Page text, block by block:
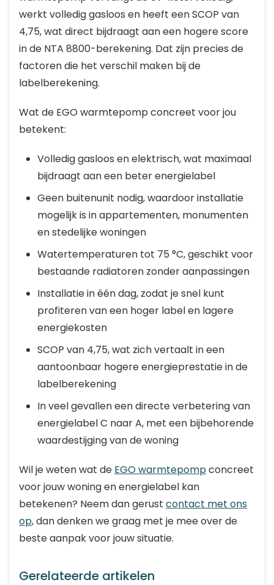
werkt volledig gasloos en heeft een SCOP van
4,75, wat direct bijdraagt aan een hogere score
in de NTA 8800-berekening. Dat zijn precies de
factoren die het verschil maken bij de
labelberekening.
Wat de EGO warmtepomp concreet voor jou
betekent:
Volledig gasloos en elektrisch, wat maximaal
bijdraagt aan een beter energielabel
Geen buitenunit nodig, waardoor installatie
mogelijk is in appartementen, monumenten
en stedelijke woningen
Watertemperaturen tot 75 °C, geschikt voor
bestaande radiatoren zonder aanpassingen
Installatie in één dag, zodat je snel kunt
profiteren van een hoger label en lagere
energiekosten
SCOP van 4,75, wat zich vertaalt in een
aantoonbaar hogere energieprestatie in de
labelberekening
In veel gevallen een directe verbetering van
energielabel C naar A, met een bijbehorende
waardestijging van de woning
Wil je weten wat de EGO warmtepompconcreet
voor jouw woning en energielabel kan
betekenen? Neem dan gerust contact met ons
op, dan denken we graag met je mee over de
beste aanpak voor jouw situatie.
Gerelateerde artikelen